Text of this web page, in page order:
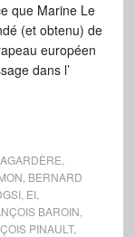
que Marine Le
(et obtenu) de
européen
dans l’
BERNARD
, EI,
BAROIN
PINAULT,